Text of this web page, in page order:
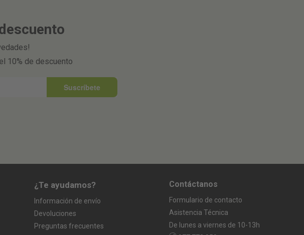
10% de descuento
Suscríbete
¿Te ayudamos?
Información de envío
Devoluciones
Preguntas frecuentes
Contáctanos
Formulario de contacto
Asistencia Técnica
De lunes a viernes de 10-13h